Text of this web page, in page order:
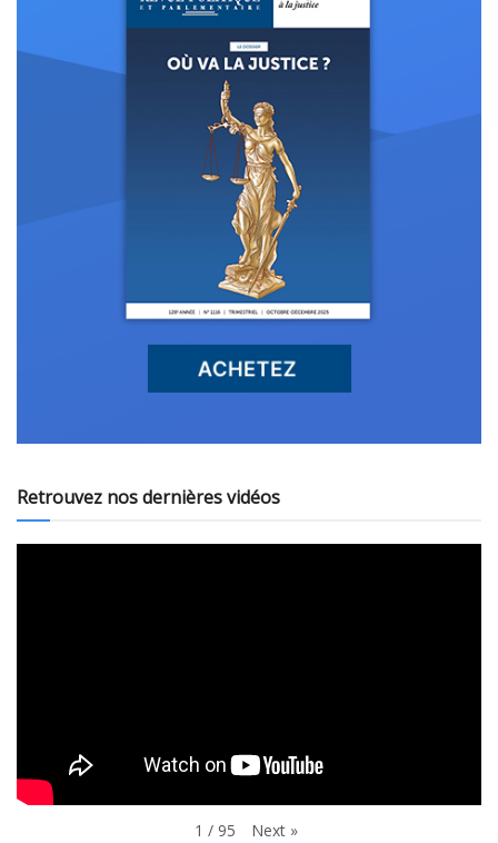
Retrouvez nos dernières vidéos
1 / 95 Next »